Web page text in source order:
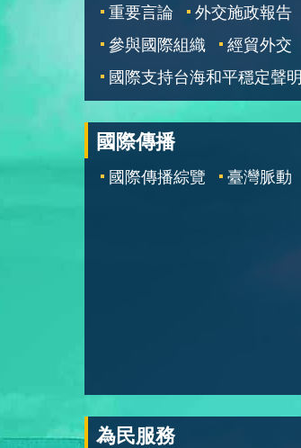
重要言論 外交施政報告
參與國際組織
經貿外交
國際支持台海和平穩定聲明
國際傳播
國際傳播綜覽 臺灣脈動
為民服務